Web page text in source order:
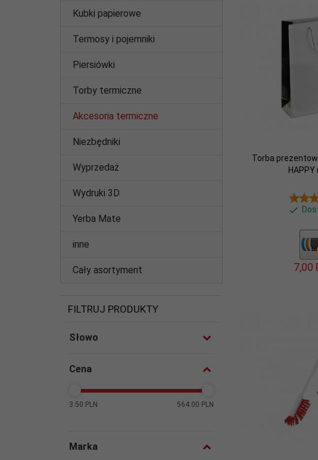
Kubki papierowe
Termosy i pojemniki
Piersiówki
Torby termiczne
Akcesoria termiczne
Niezbędniki
Wyprzedaż
Wydruki 3D
Yerba Mate
inne
Cały asortyment
FILTRUJ PRODUKTY
Słowo
Cena
3.50 PLN 564.00 PLN
Marka
Torba
HAPPY
7,00